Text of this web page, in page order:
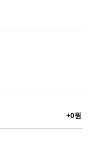
+0원